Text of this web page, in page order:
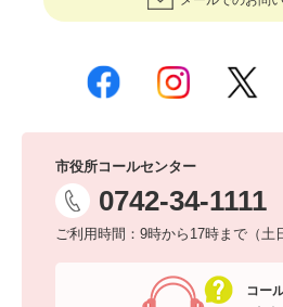
市役所コールセンター
0742-34-1111
ご利用時間：9時から17時まで（土
コー